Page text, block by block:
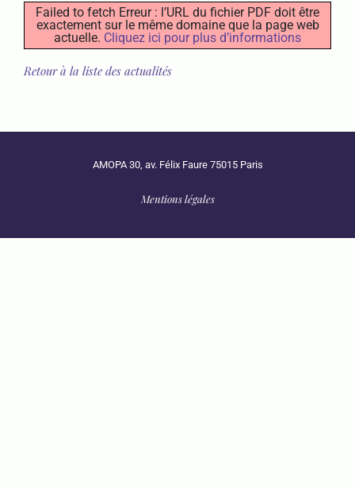
Failed to fetch Erreur : l’URL du fichier PDF doit être
exactement sur le même domaine que la page web
actuelle. Cliquez ici pour plus d’informations
Retour à la liste des actualités
AMOPA 30, av. Félix Faure 75015 Paris
Mentions légales